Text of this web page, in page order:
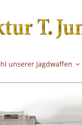
unserer Jagdwaffen